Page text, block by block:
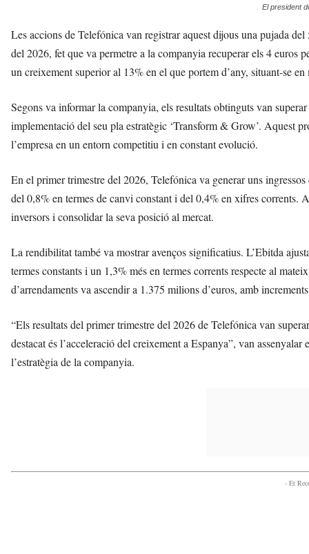
El president
Les accions de Telefónica van registrar aquest dijous una pujada
del 2026, fet que va permetre a la companyia recuperar els 4
un creixement superior al 13% en el que portem d’any, situant-se en
Segons va informar la companyia, els resultats obtinguts van
implementació del seu pla estratègic ‘Transform & Grow’. Aquest
l’empresa en un entorn competitiu i en constant evolució.
En el primer trimestre del 2026, Telefónica va generar uns
del 0,8% en termes de canvi constant i del 0,4% en xifres corrents.
inversors i consolidar la seva posició al mercat.
La rendibilitat també va mostrar avenços significatius. L’Ebitda
termes constants i un 1,3% més en termes corrents respecte al
d’arrendaments va ascendir a 1.375 milions d’euros, amb
“Els resultats del primer trimestre del 2026 de Telefónica van
destacat és l’acceleració del creixement a Espanya”, van
l’estratègia de la companyia.
- Et